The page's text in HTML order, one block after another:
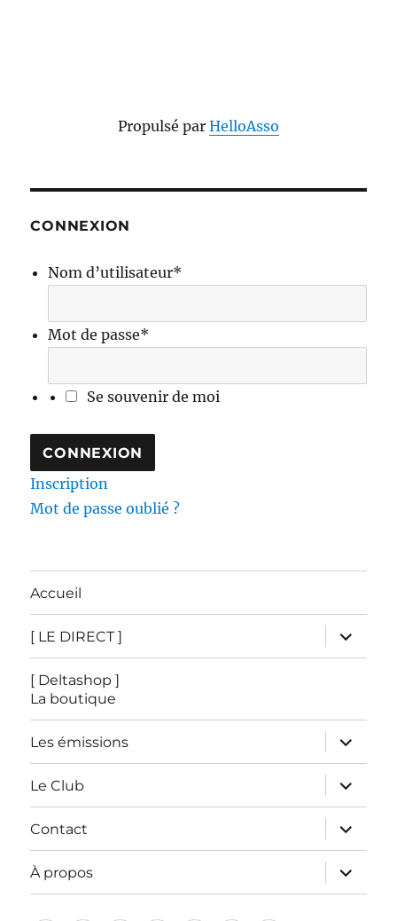
Propulsé par HelloAsso
CONNEXION
Nom d’utilisateur*
Mot de passe*
Se souvenir de moi
Inscription
Mot de passe oublié ?
Accueil
[ LE DIRECT ]
ouvrir
le
sous-
[ Deltashop ]
La boutique
Les émissions
ouvrir
le
sous-
menu
Le Club
ouvrir
le
sous-
menu
Contact
ouvrir
le
sous-
menu
À propos
ouvrir
le
sous-